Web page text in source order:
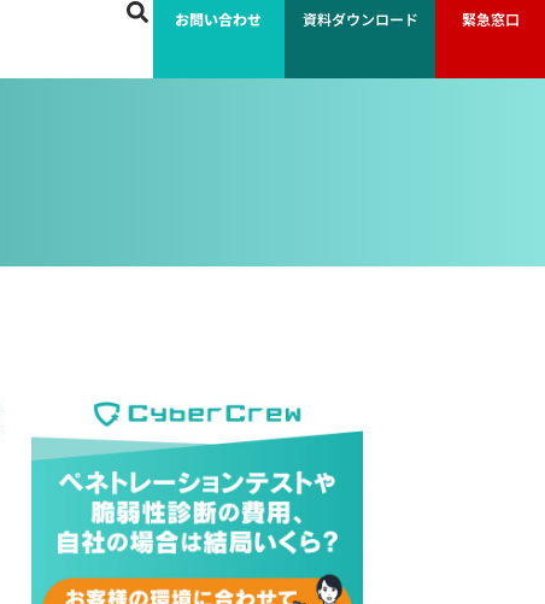
お問い合わせ 資料ダウンロード 緊急窓口